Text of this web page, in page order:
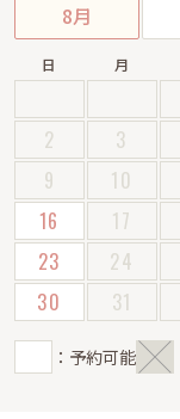
8月
日 月
2
3
9
10
16
17
23
24
30
31
：予約可能